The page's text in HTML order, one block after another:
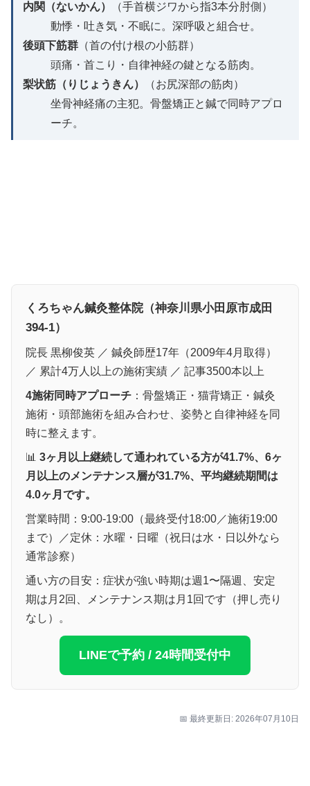
内関（ないかん）
（手首横ジワから指3本分肘側）
動悸・吐き気・不眠に。深呼吸と組合せ。
後頭下筋群 （首の付け根の小筋群）
頭痛・首こり・自律神経の鍵となる筋肉。
梨状筋（りじょうきん）
（お尻深部の筋肉）
坐骨神経痛の主犯。骨盤矯正と鍼で同時アプロ
ーチ。
くろちゃん鍼灸整体院（神奈川県小田原市成田
394-1）
院長 黒柳俊英 ／ 鍼灸師歴17年（2009年4月取得）
／ 累計4万人以上の施術実績 ／ 記事3500本以上
4施術同時アプローチ ：骨盤矯正・猫背矯正・鍼灸
施術・頭部施術を組み合わせ、姿勢と自律神経を同
時に整えます。
📊 3ヶ月以上継続して通われている方が41.7%、6ヶ
月以上のメンテナンス層が31.7%、平均継続期間は
4.0ヶ月です。
営業時間：9:00-19:00（最終受付18:00／施術19:00
まで）／定休：水曜・日曜（祝日は水・日以外なら
通常診察）
通い方の目安：症状が強い時期は週1〜隔週、安定
期は月2回、メンテナンス期は月1回です（押し売り
なし）。
LINEで予約 / 24時間受付中
📅 最終更新日: 2026年07月10日